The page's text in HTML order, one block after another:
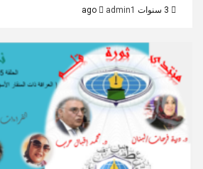
admin1